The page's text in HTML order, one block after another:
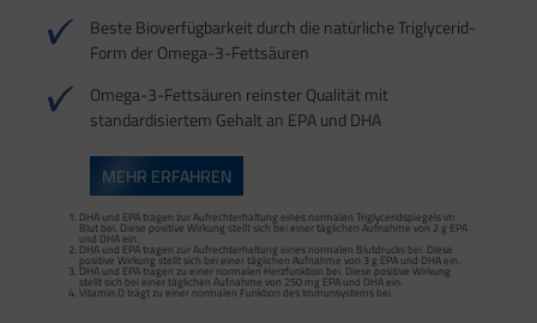
Beste Bioverfügbarkeit durch die natürliche Triglycerid-
Form der Omega-3-Fettsäuren
Omega-3-Fettsäuren reinster Qualität mit
standardisiertem Gehalt an EPA und DHA
MEHR ERFAHREN
DHA und EPA tragen zur Aufrechterhaltung eines normalen Triglyceridspiegels im
Blut bei. Diese positive Wirkung stellt sich bei einer täglichen Aufnahme von 2 g EPA
und DHA ein.
DHA und EPA tragen zur Aufrechterhaltung eines normalen Blutdrucks bei. Diese
positive Wirkung stellt sich bei einer täglichen Aufnahme von 3 g EPA und DHA ein.
DHA und EPA tragen zu einer normalen Herzfunktion bei. Diese positive Wirkung
stellt sich bei einer täglichen Aufnahme von 250 mg EPA und DHA ein.
Vitamin D trägt zu einer normalen Funktion des Immunsystems bei.